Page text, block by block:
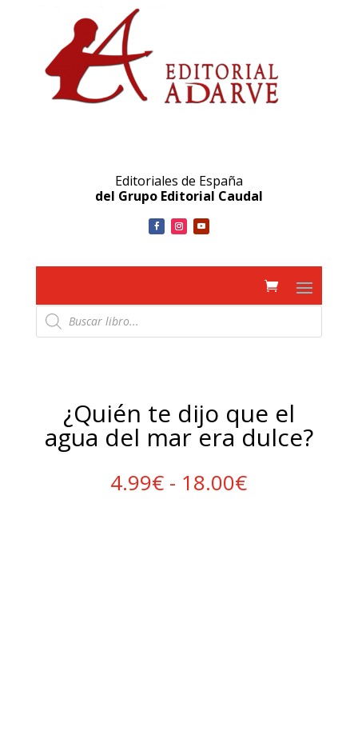
Editoriales de España
del Grupo Editorial Caudal
Búsqueda
de
productos
¿Quién te dijo que el
agua del mar era dulce?
4.99€ - 18.00€Rango
de